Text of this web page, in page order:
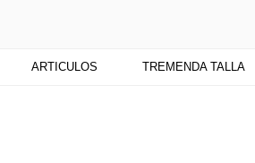
ARTICULOS TREMENDA TALLA